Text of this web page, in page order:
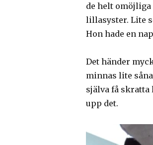
de helt
lillasyster. Lite
Hon hade en
Det händer
minnas lite
själva få skratta
upp det.